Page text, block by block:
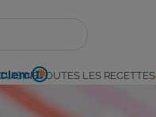
TOUTES LES RECETTES